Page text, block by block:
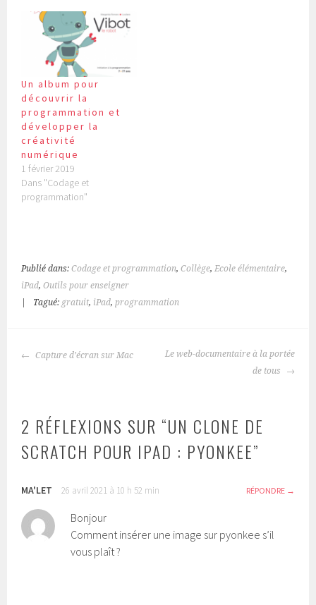
Un album pour
découvrir la
programmation et
développer la
créativité
numérique
1 février 2019
Dans "Codage et
programmation"
Publié dans:Codage et programmation,Collège,Ecole élémentaire,
iPad,Outils pour enseigner
Tagué: gratuit, iPad,programmation
NAVIGATION
Capture d’écran sur Mac
Le web-documentaire à la portée
de tous
2 RÉFLEXIONS SUR “UN CLONE DE
SCRATCH POUR IPAD : PYONKEE”
MA'LET 26 avril 2021 à 10 h 52 min RÉPONDRE
Bonjour
Comment insérer une image sur pyonkee s’il
vous plaît ?